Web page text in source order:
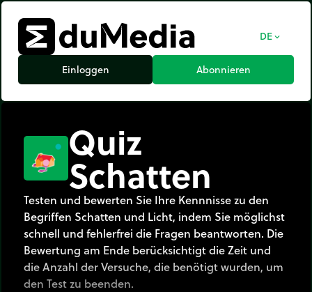
DE expand_more
Einloggen Abonnieren
Quiz
Schatten
Testen und bewerten Sie Ihre Kennnisse zu den
Begriffen Schatten und Licht, indem Sie möglichst
schnell und fehlerfrei die Fragen beantworten. Die
Bewertung am Ende berücksichtigt die Zeit und
die Anzahl der Versuche, die benötigt wurden, um
den Test zu beenden.